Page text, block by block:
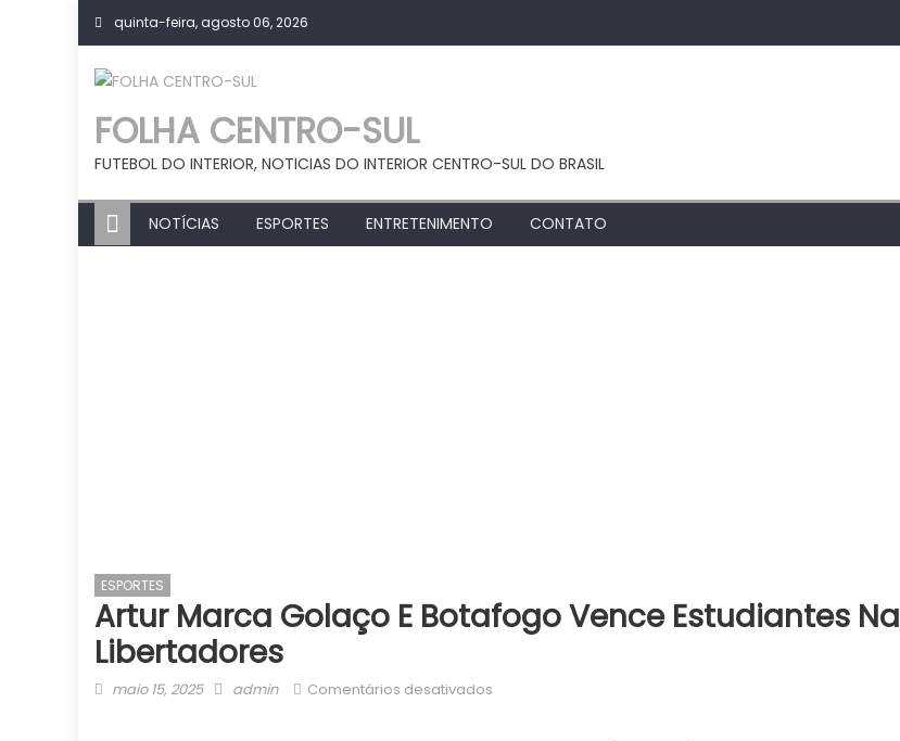
Skip
content
quinta-feira, agosto 06, 2026
FOLHA CENTRO-SUL
FUTEBOL DO INTERIOR, NOTICIAS DO INTERIOR CENTRO-SUL DO BRASIL
NOTÍCIAS ESPORTES ENTRETENIMENTO CONTATO
ESPORTES
Artur Marca Golaço E Botafogo Vence Estudiantes Na
Libertadores
Posted
maio 15, 2025 Author
admin Comentários desativados